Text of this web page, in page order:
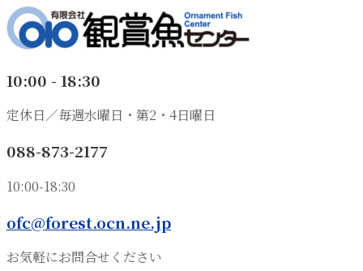
10:00 - 18:30
定休日／毎週水曜日・第2・4日曜日
088-873-2177
10:00-18:30
ofc@forest.ocn.ne.jp
お気軽にお問合せください